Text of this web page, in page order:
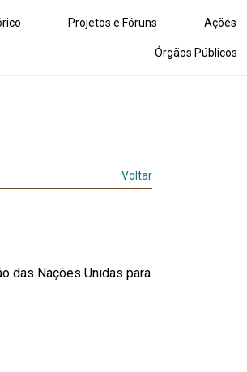
Projetos e Fóruns Ações
Órgãos Públicos
Voltar
das Nações Unidas para